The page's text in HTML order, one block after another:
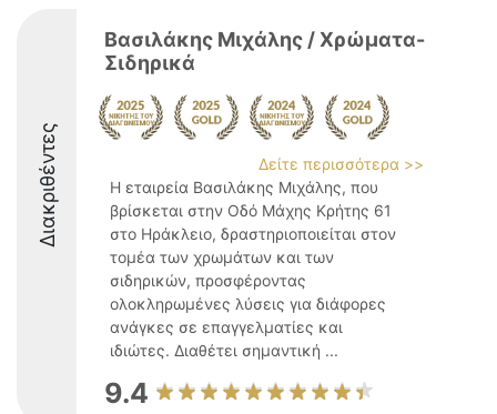
Διακριθέντες
Βασιλάκης Μιχάλης / Χρώματα-
Σιδηρικά
Δείτε περισσότερα >>
Η εταιρεία Βασιλάκης Μιχάλης, που
βρίσκεται στην Οδό Μάχης Κρήτης 61
στο Ηράκλειο, δραστηριοποιείται στον
τομέα των χρωμάτων και των
σιδηρικών, προσφέροντας
ολοκληρωμένες λύσεις για διάφορες
ανάγκες σε επαγγελματίες και
ιδιώτες. Διαθέτει σημαντική ...
9.4